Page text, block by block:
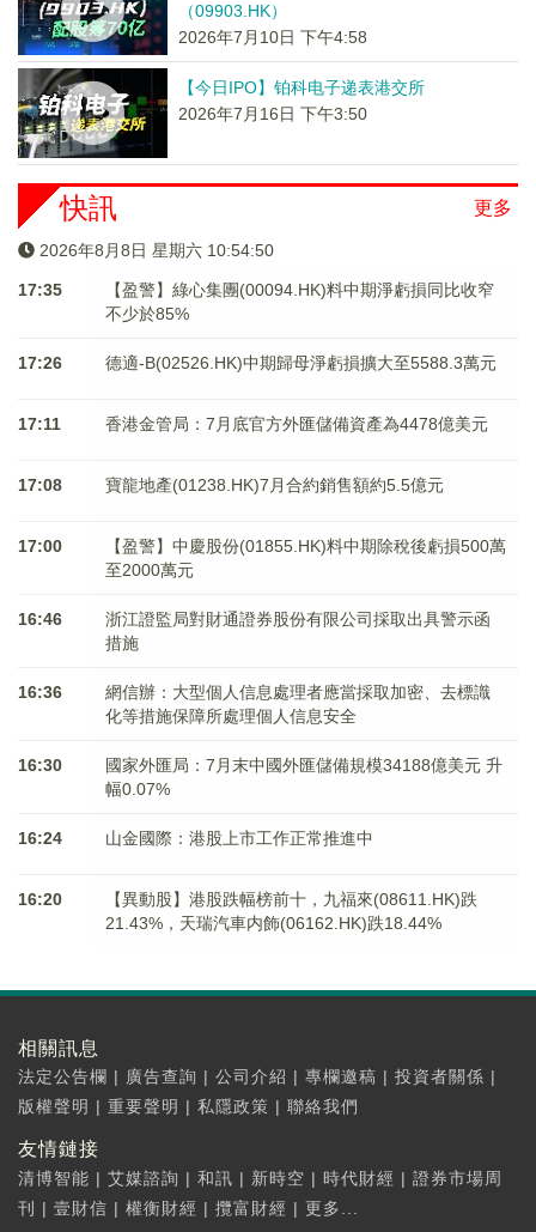
（09903.HK）
2026年7月10日 下午4:58
【今日IPO】铂科电子递表港交所
2026年7月16日 下午3:50
更多
快訊
2026年8月8日 星期六 10:54:51
17:35
【盈警】綠心集團(00094.HK)料中期淨虧損同比收窄
不少於85%
17:26 德適-B(02526.HK)中期歸母淨虧損擴大至5588.3萬元
17:11 香港金管局：7月底官方外匯儲備資產為4478億美元
17:08 寶龍地產(01238.HK)7月合約銷售額約5.5億元
17:00
【盈警】中慶股份(01855.HK)料中期除稅後虧損500萬
至2000萬元
16:46
浙江證監局對財通證券股份有限公司採取出具警示函
措施
16:36
網信辦：大型個人信息處理者應當採取加密、去標識
化等措施保障所處理個人信息安全
16:30
國家外匯局：7月末中國外匯儲備規模34188億美元 升
幅0.07%
16:24 山金國際：港股上市工作正常推進中
16:20
【異動股】港股跌幅榜前十，九福來(08611.HK)跌
21.43%，天瑞汽車内飾(06162.HK)跌18.44%
相關訊息
法定公告欄 | 廣告查詢 | 公司介紹 | 專欄邀稿 | 投資者關係 |
版權聲明 | 重要聲明 | 私隱政策 | 聯絡我們
友情鏈接
清博智能 | 艾媒諮詢 | 和訊 | 新時空 | 時代財經 | 證券市場周
刊 | 壹財信 | 權衡財經 | 攬富財經 | 更多...